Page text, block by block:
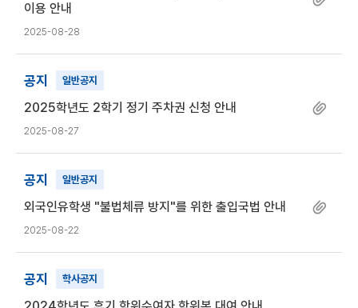
이용 안내
2025-08-28
공지 일반공지
2025학년도 2학기 정기 주차권 신청 안내
2025-08-27
공지 일반공지
외국인유학생 "불법체류 방지"를 위한 출입국법 안내
2025-08-22
공지 학사공지